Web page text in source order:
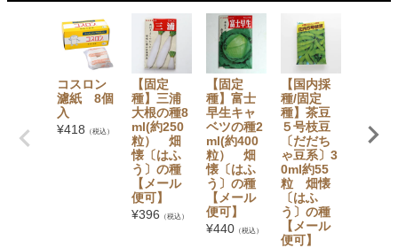
コスロン
濾紙 8個
入
¥418 （税込）
【固定
種】三浦
大根の種8
ml(約250
粒） 畑
懐〔はふ
う〕の種
【メール
便可】
¥396 （税込）
【固定
種】富士
早生キャ
ベツの種2
ml(約400
粒） 畑
懐〔はふ
う〕の種
【メール
便可】
¥440 （税込）
【国内採
種/固定
種】茶豆
５号枝豆
〔だだち
ゃ豆系〕3
0ml約55
粒 畑懐
〔はふ
う〕の種
【メール
便可】
もじ小
菜の